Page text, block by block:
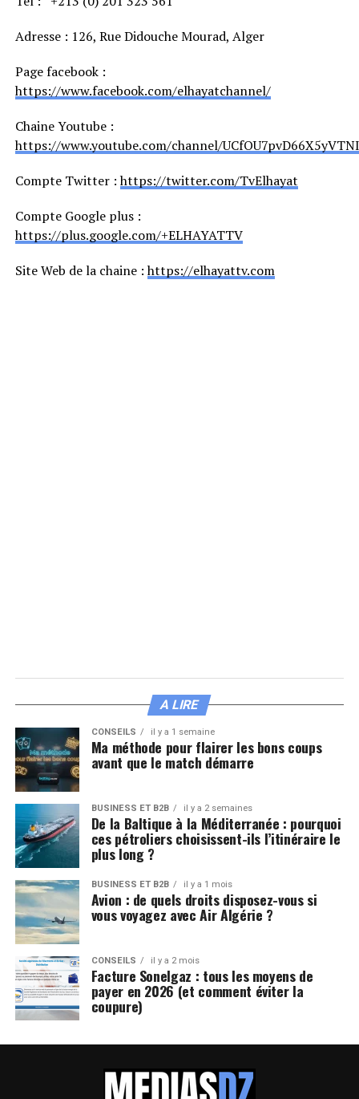
Adresse : 126, Rue Didouche Mourad, Alger
Page facebook :
https://www.facebook.com/elhayatchannel/
Chaine Youtube :
https://www.youtube.com/channel/
Compte Twitter :https://twitter.com/TvElhayat
Compte Google plus :
https://plus.google.com/+ELHAYATTV
Site Web de la chaine :https://elhayattv.com
A LIRE
CONSEILS il y a 1 semaine
Ma méthode pour flairer les bons coups
avant que le match démarre
BUSINESS ET B2B il y a 2 semaines
De la Baltique à la Méditerranée : pourquoi
ces pétroliers choisissent-ils l’itinéraire le
plus long ?
BUSINESS ET B2B il y a 1 mois
Avion : de quels droits disposez-vous si
vous voyagez avec Air Algérie ?
CONSEILS il y a 2 mois
Facture Sonelgaz : tous les moyens de
payer en 2026 (et comment éviter la
coupure)